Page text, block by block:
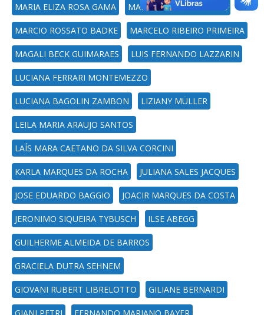
MARIA ELIZA ROSA GAMA MARIA DENISE SCHIMITH
MARCIO ROSSATO BADKE MARCELO RIBEIRO PRIMEIRA
MAGALI BECK GUIMARAES LUIS FERNANDO LAZZARIN
LUCIANA FERRARI MONTEMEZZO
LUCIANA BAGOLIN ZAMBON LIZIANY MÜLLER
LEILA MARIA ARAUJO SANTOS
LAÍS MARA CAETANO DA SILVA CORCINI
KARLA MARQUES DA ROCHA JULIANA SALES JACQUES
JOSE EDUARDO BAGGIO JOACIR MARQUES DA COSTA
JERONIMO SIQUEIRA TYBUSCH ILSE ABEGG
GUILHERME ALMEIDA DE BARROS
GRACIELA DUTRA SEHNEM
GIOVANI RUBERT LIBRELOTTO GILIANE BERNARDI